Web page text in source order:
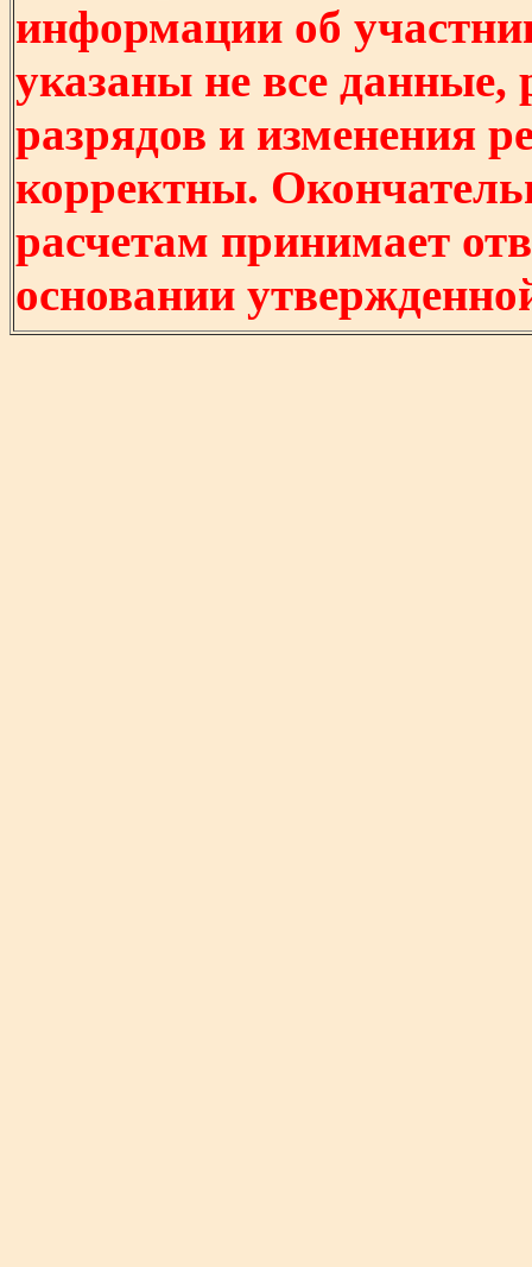
информации об
указаны не все
разрядов и изменения
корректны.
расчетам принимает
основании